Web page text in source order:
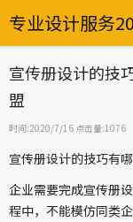
专业设计服务
宣传册设计的技
盟
时间:2020/7/16 点击量:1076
宣传册设计的技巧有
企业需要完成宣传册
程中，不能模仿同类